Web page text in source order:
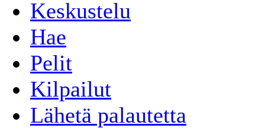
Keskustelu
Hae
Pelit
Kilpailut
Lähetä palautetta